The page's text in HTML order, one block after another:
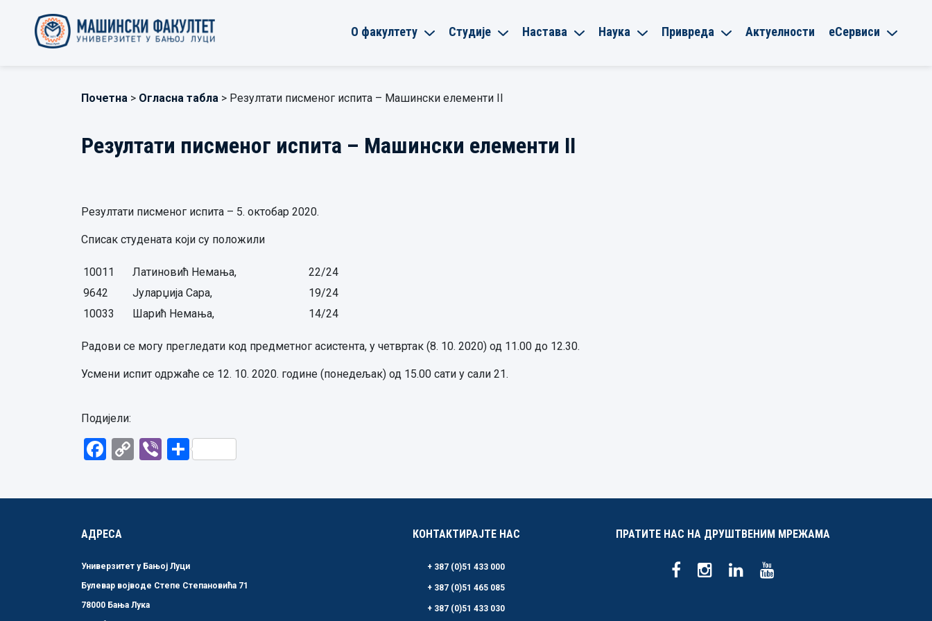
О факултету Студије Настава Наука Привреда Актуелности еСервиси
Почетна > Огласна табла > Резултати писменог испита – Машински елементи II
Резултати писменог испита – Машински елементи II
Резултати писменог испита – 5. октобар 2020.
Списак студената који су положили
10011 Латиновић Немања,
22/24
9642
Јуларџија Сара,
19/24
10033
Шарић Немања, 14/24
Радови се могу прегледати код предметног асистента, у четвртак (8. 10. 2020) од 11.00 до 12.30.
Усмени испит одржаће се 12. 10. 2020. године (понедељак) од 15.00 сати у сали 21.
Подијели:
Facebook
CopyViberShare
АДРЕСА
Универзитет у Бањој Луци
Булевар војводе Степе Степановића 71
78000 Бања Лука
КОНТАКТИРАЈТЕ НАС
+ 387 (0)51 433 000
+ 387 (0)51 465 085
+ 387 (0)51 433 030
ПРАТИТЕ НАС НА ДРУШТВЕНИМ МРЕЖАМА